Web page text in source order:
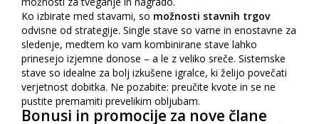
Ko izbirate med stavami, so možnosti stavnih trgov
odvisne od strategije. Single stave so varne in enostavne za
sledenje, medtem ko vam kombinirane stave lahko
prinesejo izjemne donose – a le z veliko sreče. Sistemske
stave so idealne za bolj izkušene igralce, ki želijo povečati
verjetnost dobitka. Ne pozabite: preučite kvote in se ne
pustite premamiti prevelikim obljubam.
Bonusi in promocije za nove člane